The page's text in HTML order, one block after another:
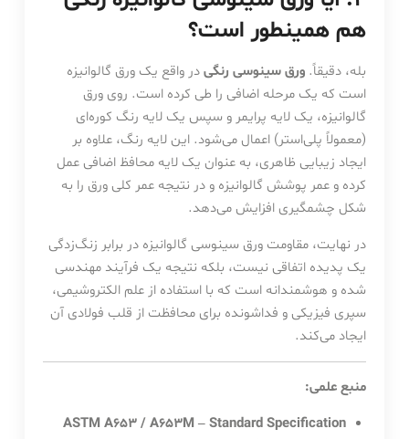
هم همینطور است؟
بله، دقیقاً. ورق سینوسی رنگیدر واقع یک ورق گالوانیزه
است که یک مرحله اضافی را طی کرده است. روی ورق
گالوانیزه، یک لایه پرایمر و سپس یک لایه رنگ کوره‌ای
(معمولاً پلی‌استر) اعمال می‌شود. این لایه رنگ، علاوه بر
ایجاد زیبایی ظاهری، به عنوان یک لایه محافظ اضافی عمل
کرده و عمر پوشش گالوانیزه و در نتیجه عمر کلی ورق را به
شکل چشمگیری افزایش می‌دهد.
در نهایت، مقاومت ورق سینوسی گالوانیزه در برابر زنگ‌زدگی
یک پدیده اتفاقی نیست، بلکه نتیجه یک فرآیند مهندسی
شده و هوشمندانه است که با استفاده از علم الکتروشیمی،
سپری فیزیکی و فداشونده برای محافظت از قلب فولادی آن
ایجاد می‌کند.
منبع علمی:
ASTM A653 / A653M – Standard Specification